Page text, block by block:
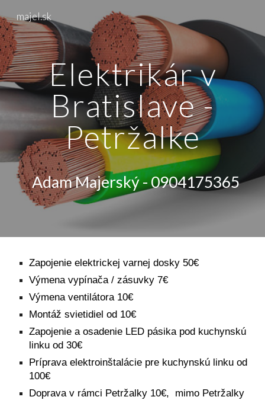
Skip to main content Skip to navigation
majel.sk
Elektrikár v
Bratislave -
Petržalke
Adam Majerský - 0904175365
Zapojenie elektrickej varnej dosky 50€
Výmena vypínača / zásuvky 7€
Výmena ventilátora 10€
Montáž svietidiel od 10€
Zapojenie a osadenie LED pásika pod kuchynskú
linku od 30€
Príprava elektroinštalácie pre kuchynskú linku od
100€
Doprava v rámci Petržalky 10€, mimo Petržalky